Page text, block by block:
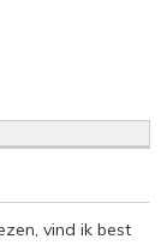
vind ik best